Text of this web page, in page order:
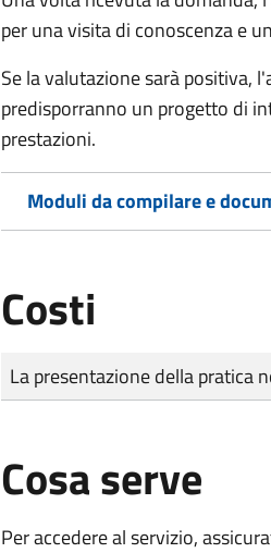
per una visita di conoscenza e
Se la valutazione sarà positiva,
predisporranno un progetto di
prestazioni.
Moduli da compilare e
Costi
Tipo di pagamento
Importo
La presentazione della pratica
Cosa serve
Per accedere al servizio,